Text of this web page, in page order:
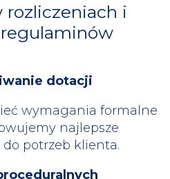
rozliczeniach i
dotacji
wymagania formalne
najlepsze
potrzeb klienta.